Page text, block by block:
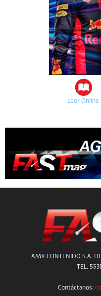
Leer Online
AMX CONTENIDO S.A.
TEL.
Contáctanos: